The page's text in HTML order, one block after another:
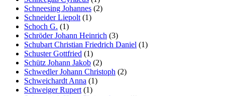
Schneesing Johannes (2)
Schneider Liepolt (1)
Schoch G. (1)
Schröder Johann Heinrich (3)
Schubart Christian Friedrich Daniel (1)
Schuster Gottfried (1)
Schütz Johann Jakob (2)
Schwedler Johann Christoph (2)
Schweichardt Anna (1)
Schweiger Rupert (1)